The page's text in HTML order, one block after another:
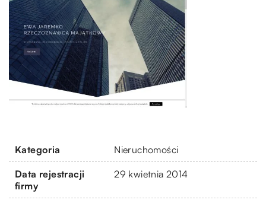
Kategoria Nieruchomości
Data rejestracji
firmy
29 kwietnia 2014